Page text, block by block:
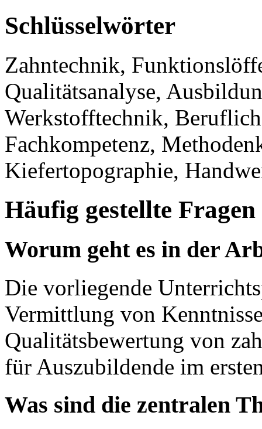
Schlüsselwörter
Zahntechnik,
Qualitätsanalyse,
Werkstofftechnik,
Fachkompetenz,
Kiefertopographie,
Häufig gestellte Fragen
Worum geht es in der
Die vorliegende
Vermittlung von
Qualitätsbewertung von
für Auszubildende im
Was sind die zentralen